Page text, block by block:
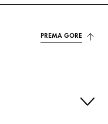
PREMA GORE